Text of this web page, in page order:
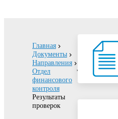
Главная
Документы
Направления
Отдел
финансового
контроля
Результаты
проверок